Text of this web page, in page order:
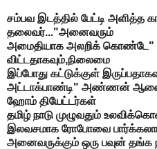
சம்பவ இடத்தில் பேட்டி அளித்த
தலைவர்..."அனைவரும்
அமைதியாக அலறிக் கொண்டே"
விட்டதாகவும்,நிலைமை
இப்போது கட்டுக்குள்
அட்டாக்பாண்டி" அண்ணன்
ஹோம் தியேட்டர்கள்
தமிழ் நாடு முழுவதும்
இலவசமாக ரோபோவை
அனைவருக்கும் ஒரு பவுன் தங்க